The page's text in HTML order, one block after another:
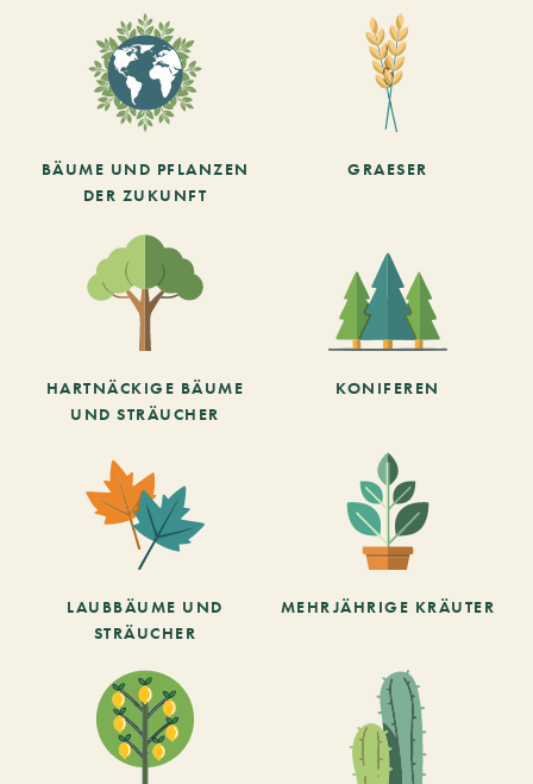
BÄUME UND PFLANZEN
DER ZUKUNFT
GRAESER
HARTNÄCKIGE BÄUME
UND STRÄUCHER
KONIFEREN
LAUBBÄUME UND
STRÄUCHER
MEHRJÄHRIGE KRÄUTER